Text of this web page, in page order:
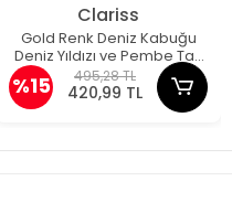
Clariss
Gold Renk Deniz Kabuğu
Deniz Yıldızı ve Pembe Taş
Detaylı Küpe
%15 495,28 TL
420,99 TL